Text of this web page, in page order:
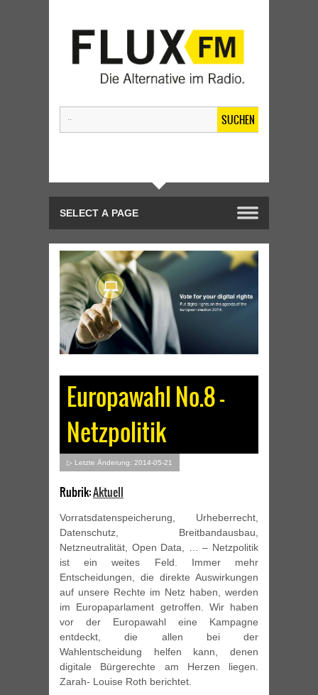
SUCHEN
Europawahl No.8 –
Netzpolitik
▷ Letzte Änderung: 2014-05-21
Rubrik:Aktuell
Vorratsdatenspeicherung, Urheberrecht,
Datenschutz, Breitbandausbau,
Netzneutralität, Open Data, … – Netzpolitik
ist ein weites Feld. Immer mehr
Entscheidungen, die direkte Auswirkungen
auf unsere Rechte im Netz haben, werden
im Europaparlament getroffen. Wir haben
vor der Europawahl eine Kampagne
entdeckt, die allen bei der
Wahlentscheidung helfen kann, denen
digitale Bürgerechte am Herzen liegen.
Zarah- Louise Roth berichtet.